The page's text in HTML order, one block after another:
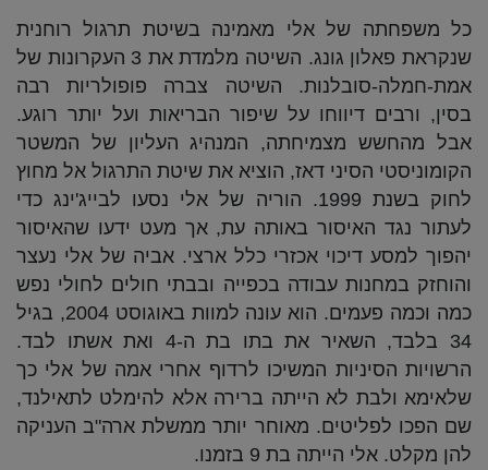
כל משפחתה של אלי מאמינה בשיטת תרגול רוחנית
שנקראת פאלון גונג. השיטה מלמדת את 3 העקרונות של
אמת-חמלה-סובלנות. השיטה צברה פופולריות רבה
בסין, ורבים דיווחו על שיפור הבריאות ועל יותר רוגע.
אבל מהחשש מצמיחתה, המנהיג העליון של המשטר
הקומוניסטי הסיני דאז, הוציא את שיטת התרגול אל מחוץ
לחוק בשנת 1999. הוריה של אלי נסעו לבייג'ינג כדי
לעתור נגד האיסור באותה עת, אך מעט ידעו שהאיסור
יהפוך למסע דיכוי אכזרי כלל ארצי. אביה של אלי נעצר
והוחזק במחנות עבודה בכפייה ובבתי חולים לחולי נפש
כמה וכמה פעמים. הוא עונה למוות באוגוסט 2004, בגיל
34 בלבד, השאיר את בתו בת ה-4 ואת אשתו לבד.
הרשויות הסיניות המשיכו לרדוף אחרי אמה של אלי כך
שלאימא ולבת לא הייתה ברירה אלא להימלט לתאילנד,
שם הפכו לפליטים. מאוחר יותר ממשלת ארה"ב העניקה
להן מקלט. אלי הייתה בת 9 בזמנו.